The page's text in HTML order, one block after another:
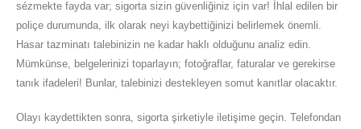
sézmekte fayda var; sigorta sizin güvenliğiniz için var! İhlal edilen bir
poliçe durumunda, ilk olarak neyi kaybettiğinizi belirlemek önemli.
Hasar tazminatı talebinizin ne kadar haklı olduğunu analiz edin.
Mümkünse, belgelerinizi toparlayın; fotoğraflar, faturalar ve gerekirse
tanık ifadeleri! Bunlar, talebinizi destekleyen somut kanıtlar olacaktır.
Olayı kaydettikten sonra, sigorta şirketiyle iletişime geçin. Telefondan